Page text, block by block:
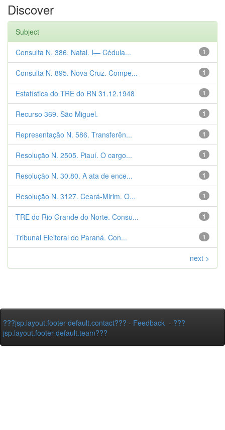
Discover
Subject
1
Consulta N. 386. Natal. I— Cédula...
1
Consulta N. 895. Nova Cruz. Compe...
1
Estatística do TRE do RN 31.12.1948
1
Recurso 369. São Miguel.
1
Representação N. 586. Transferên...
1
Resolução N. 2505. Piauí. O cargo...
1
Resolução N. 30.80. A ata de ence...
1
Resolução N. 3127. Ceará-Mirim. O...
1
TRE do Rio Grande do Norte. Consu...
1
Tribunal Eleitoral do Paraná. Con...
next >
???jsp.layout.footer-default.contact??? - Feedback - ???
jsp.layout.footer-default.team???